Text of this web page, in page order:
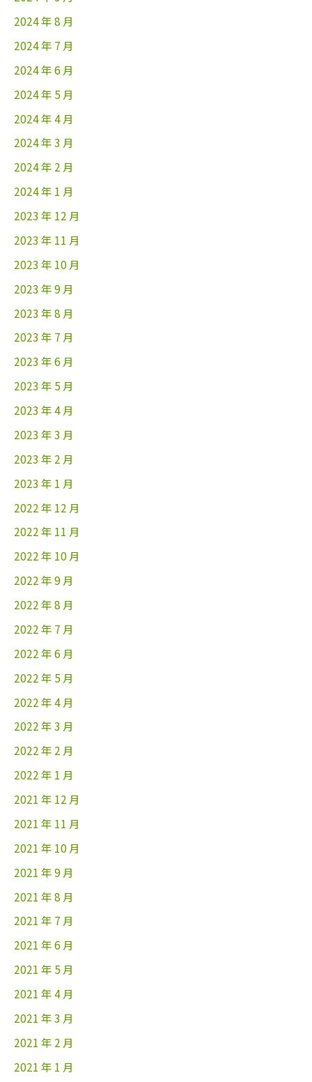
2024 年 8 月
2024 年 7 月
2024 年 6 月
2024 年 5 月
2024 年 4 月
2024 年 3 月
2024 年 2 月
2024 年 1 月
2023 年 12 月
2023 年 11 月
2023 年 10 月
2023 年 9 月
2023 年 8 月
2023 年 7 月
2023 年 6 月
2023 年 5 月
2023 年 4 月
2023 年 3 月
2023 年 2 月
2023 年 1 月
2022 年 12 月
2022 年 11 月
2022 年 10 月
2022 年 9 月
2022 年 8 月
2022 年 7 月
2022 年 6 月
2022 年 5 月
2022 年 4 月
2022 年 3 月
2022 年 2 月
2022 年 1 月
2021 年 12 月
2021 年 11 月
2021 年 10 月
2021 年 9 月
2021 年 8 月
2021 年 7 月
2021 年 6 月
2021 年 5 月
2021 年 4 月
2021 年 3 月
2021 年 2 月
2021 年 1 月